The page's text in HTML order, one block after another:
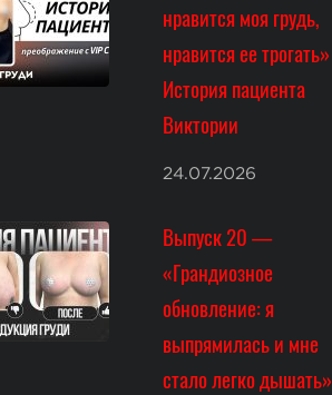
нравится моя грудь,
нравится ее трогать»
История пациента
Виктории
24.07.2026
Выпуск 20 —
«Грандиозное
обновление: я
выпрямилась и мне
стало легко дышать»